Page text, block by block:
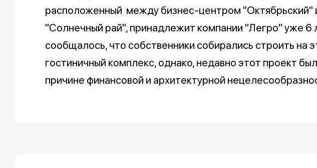
расположенный между бизнес-центром "Октябрьский"
"Солнечный рай", принадлежит компании "Легро" уже 6
сообщалось, что собственники собирались строить на
гостиничный комплекс, однако, недавно этот проект
причине финансовой и архитектурной